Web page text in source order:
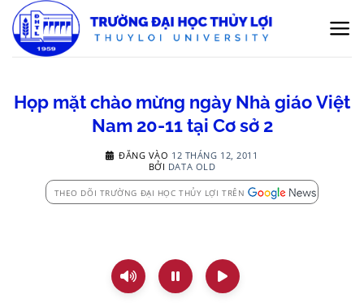
qua
nội
Họp mặt chào mừng ngày Nhà giáo Việt
Nam 20-11 tại Cơ sở 2
ĐĂNG VÀO 12 THÁNG 12, 2011
BỞI DATA OLD
THEO DÕI TRƯỜNG ĐẠI HỌC THỦY LỢI TRÊN